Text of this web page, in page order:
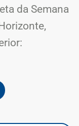
da Semana